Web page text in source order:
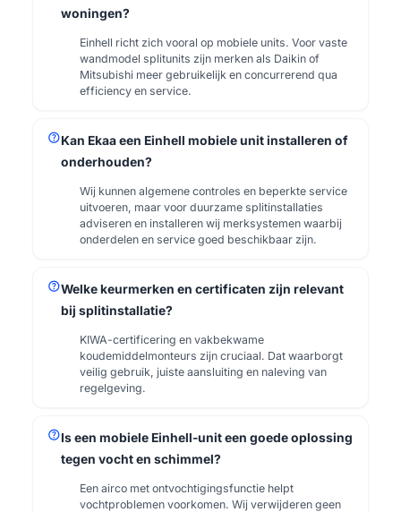
woningen?
Einhell richt zich vooral op mobiele units. Voor vaste
wandmodel splitunits zijn merken als Daikin of
Mitsubishi meer gebruikelijk en concurrerend qua
efficiency en service.
helpKan Ekaa een Einhell mobiele unit installeren of
onderhouden?
Wij kunnen algemene controles en beperkte service
uitvoeren, maar voor duurzame splitinstallaties
adviseren en installeren wij merksystemen waarbij
onderdelen en service goed beschikbaar zijn.
helpWelke keurmerken en certificaten zijn relevant
bij splitinstallatie?
KIWA-certificering en vakbekwame
koudemiddelmonteurs zijn cruciaal. Dat waarborgt
veilig gebruik, juiste aansluiting en naleving van
regelgeving.
helpIs een mobiele Einhell-unit een goede oplossing
tegen vocht en schimmel?
Een airco met ontvochtigingsfunctie helpt
vochtproblemen voorkomen. Wij verwijderen geen